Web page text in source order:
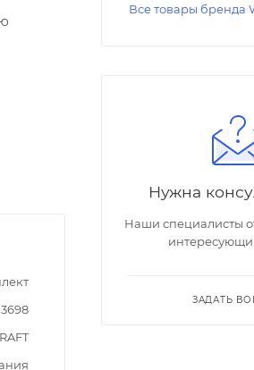
Все товары бренда
Нужна
Наши специалисты
ЗАДАТЬ